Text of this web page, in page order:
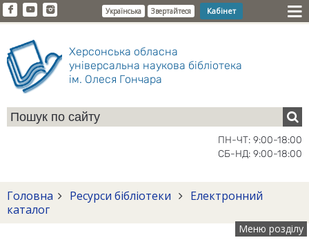
Українська Звертайтеся Кабінет
Херсонська обласна
універсальна наукова бібліотека
ім. Олеся Гончара
ПН-ЧТ: 9:00-18:00
СБ-НД: 9:00-18:00
Головна Ресурси бібліотеки
Електронний
каталог
Меню розділу